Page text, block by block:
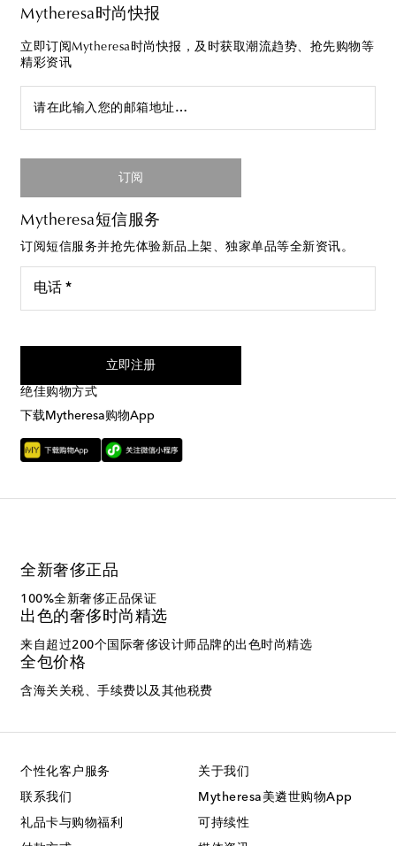
Mytheresa时尚快报
立即订阅Mytheresa时尚快报，及时获取潮流趋势、抢先购物等
精彩资讯
请在此输入您的邮箱地址…
订阅
Mytheresa短信服务
订阅短信服务并抢先体验新品上架、独家单品等全新资讯。
电话 *
立即注册
绝佳购物方式
下载Mytheresa购物App
全新奢侈正品
100%全新奢侈正品保证
出色的奢侈时尚精选
来自超过200个国际奢侈设计师品牌的出色时尚精选
全包价格
含海关关税、手续费以及其他税费
个性化客户服务
联系我们
礼品卡与购物福利
关于我们
Mytheresa美遴世购物App
可持续性